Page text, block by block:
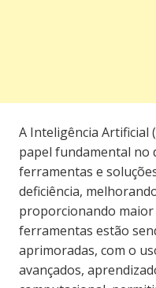
A Inteligência Artificial
papel fundamental no
ferramentas e
deficiência,
proporcionando maior
ferramentas estão
aprimoradas, com o
avançados,